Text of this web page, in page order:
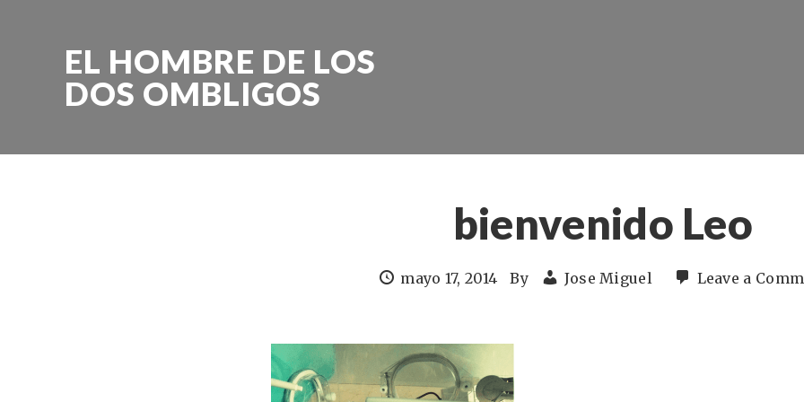
EL HOMBRE DE LOS
DOS OMBLIGOS
bienvenido Leo
mayo 17, 2014 By Jose Miguel Leave a